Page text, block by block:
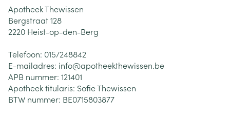
Apotheek Thewissen
Bergstraat 128
2220 Heist-op-den-Berg
Telefoon: 015/248842
E-mailadres: info@apotheekthewissen.be
APB nummer: 121401
Apotheek titularis: Sofie Thewissen
BTW nummer: BE0715803877